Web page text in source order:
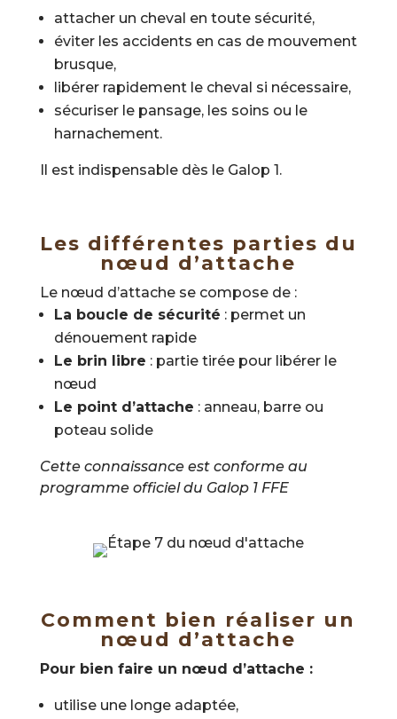
attacher un cheval en toute sécurité,
éviter les accidents en cas de mouvement
brusque,
libérer rapidement le cheval si nécessaire,
sécuriser le pansage, les soins ou le
harnachement.
Il est indispensable dès le Galop 1.
Les différentes parties du
nœud d’attache
Le nœud d’attache se compose de :
La boucle de sécurité : permet un
dénouement rapide
Le brin libre : partie tirée pour libérer le
nœud
Le point d’attache : anneau, barre ou
poteau solide
Cette connaissance est conforme au
programme officiel du Galop 1 FFE
Comment bien réaliser un
nœud d’attache
Pour bien faire un nœud d’attache :
utilise une longe adaptée,